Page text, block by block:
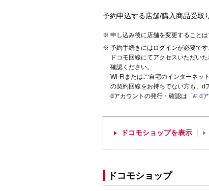
予約申込する店舗/購入商品受取
申し込み後に店舗を変更することは
予約手続きにはログインが必要です
ドコモ回線にてアクセスいただい
確認ください。
Wi-Fiまたはご自宅のインターネッ
の契約回線をお持ちでない方も、d
dアカウントの発行・確認は「
d
ドコモショップを表示
ドコモショップ